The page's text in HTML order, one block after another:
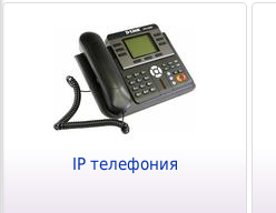
IP телефония